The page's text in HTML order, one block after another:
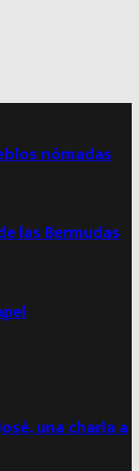
nómadas
las Bermudas
una charla a